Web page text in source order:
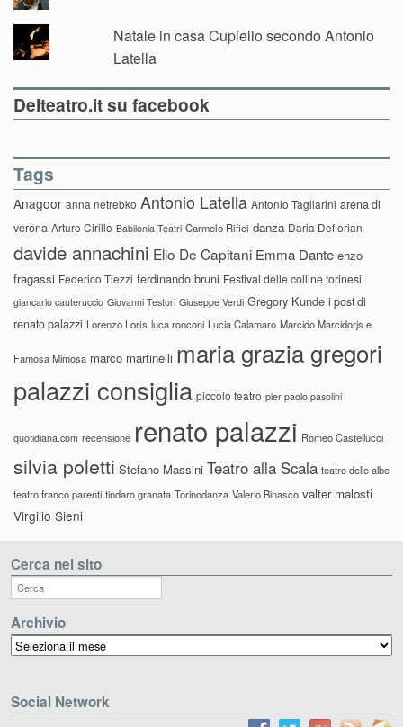
Natale in casa Cupiello secondo Antonio
Latella
Delteatro.it su facebook
Tags
Anagoor anna netrebko Antonio Latella Antonio Tagliarini arena di
verona Arturo Cirillo Babilonia Teatri Carmelo Rifici danza Daria Deflorian
davide annachini Elio De Capitani Emma Dante enzo
fragassi Federico Tiezzi ferdinando bruni Festival delle colline torinesi
giancarlo cauteruccio Giovanni Testori Giuseppe Verdi Gregory Kunde i post di
renato palazzi Lorenzo Loris luca ronconi Lucia Calamaro Marcido Marcidorjs e
Famosa Mimosa marco martinelli maria grazia gregori
palazzi consiglia piccolo teatro pier paolo pasolini
quotidiana.com recensione renato palazzi Romeo Castellucci
silvia poletti Stefano Massini Teatro alla Scala teatro delle albe
teatro franco parenti tindaro granata Torinodanza Valerio Binasco valter malosti
Virgilio Sieni
Cerca nel sito
Archivio
Archivio
Social Network